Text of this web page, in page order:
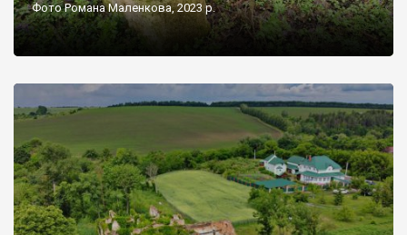
Фото Романа Маленкова, 2023 р.